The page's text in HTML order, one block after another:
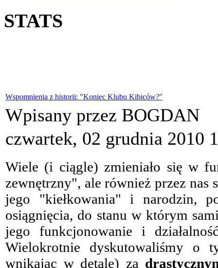
STATS
Wspomnienia z historii: "Koniec Klubu Kibiców?"
Wpisany przez BOGDAN
czwartek, 02 grudnia 2010
Wiele (i ciągle) zmieniało się w
zewnętrzny", ale również przez nas
jego "kiełkowania" i narodzin,
osiągnięcia, do stanu w którym
jego funkcjonowanie i
Wielokrotnie dyskutowaliśmy o
wnikając w detale) za